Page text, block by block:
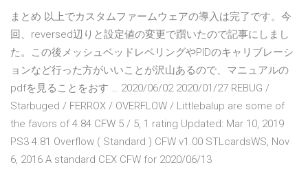
まとめ 以上でカスタムファームウェアの導入は完了です。今
回、reversed辺りと設定値の変更で躓いたので記事にしまし
た。この後メッシュベッドレベリングやPIDのキャリブレーシ
ョンなど行った方がいいことが沢山あるので、マニュアルの
pdfを見ることをおす … 2020/06/02 2020/01/27 REBUG /
Starbuged / FERROX / OVERFLOW / Littlebalup are some of
the favors of 4.84 CFW 5 / 5, 1 rating Updated: Mar 10, 2019
PS3 4.81 Overflow ( Standard ) CFW v1.00 STLcardsWS, Nov
6, 2016 A standard CEX CFW for 2020/06/13